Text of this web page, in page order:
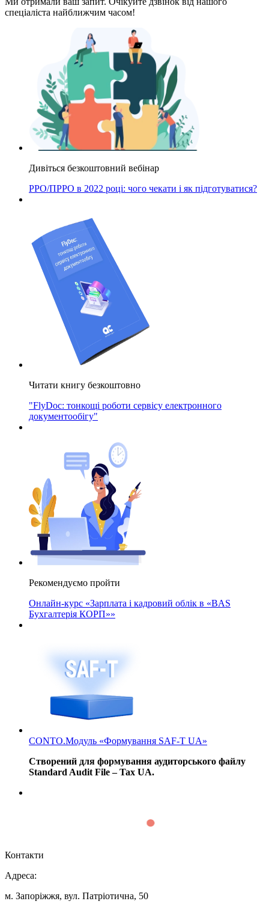
спеціаліста найближчим часом!
Дивіться безкоштовний вебінар
РРО/ПРРО в 2022 році: чого чекати і як підготуватися?
Читати книгу безкоштовно
"FlyDoc: тонкощі роботи сервісу електронного
документообігу"
Рекомендуємо пройти
Онлайн-курс «Зарплата і кадровий облік в «BAS
Бухгалтерія КОРП»»
CONTO.Модуль «Формування SAF-T UA»
Створений для формування аудиторського файлу
Standard Audit File – Tax UA.
Контакти
Адреса:
м. Запоріжжя, вул. Патріотична, 50